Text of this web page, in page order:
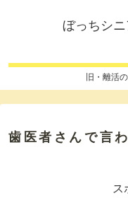
ぼっちシ
旧・離活
歯医者さんで言
ス